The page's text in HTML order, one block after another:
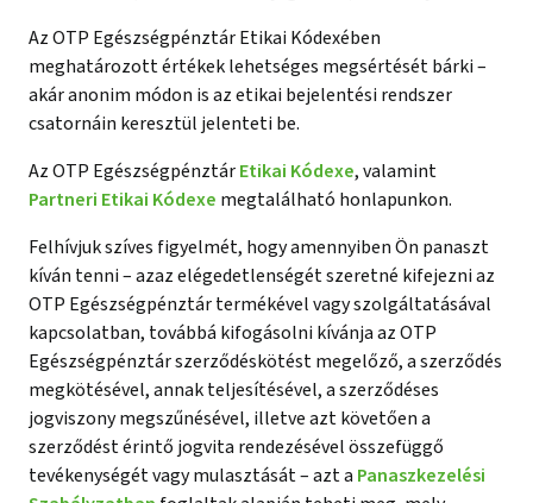
Az OTP Egészségpénztár Etikai Kódexében
meghatározott értékek lehetséges megsértését bárki –
akár anonim módon is az etikai bejelentési rendszer
csatornáin keresztül jelenteti be.
Az OTP EgészségpénztárEtikai Kódexe, valamint
Partneri Etikai Kódexe megtalálható honlapunkon.
Felhívjuk szíves figyelmét, hogy amennyiben Ön panaszt
kíván tenni – azaz elégedetlenségét szeretné kifejezni az
OTP Egészségpénztár termékével vagy szolgáltatásával
kapcsolatban, továbbá kifogásolni kívánja az OTP
Egészségpénztár szerződéskötést megelőző, a szerződés
megkötésével, annak teljesítésével, a szerződéses
jogviszony megszűnésével, illetve azt követően a
szerződést érintő jogvita rendezésével összefüggő
tevékenységét vagy mulasztását – azt a Panaszkezelési